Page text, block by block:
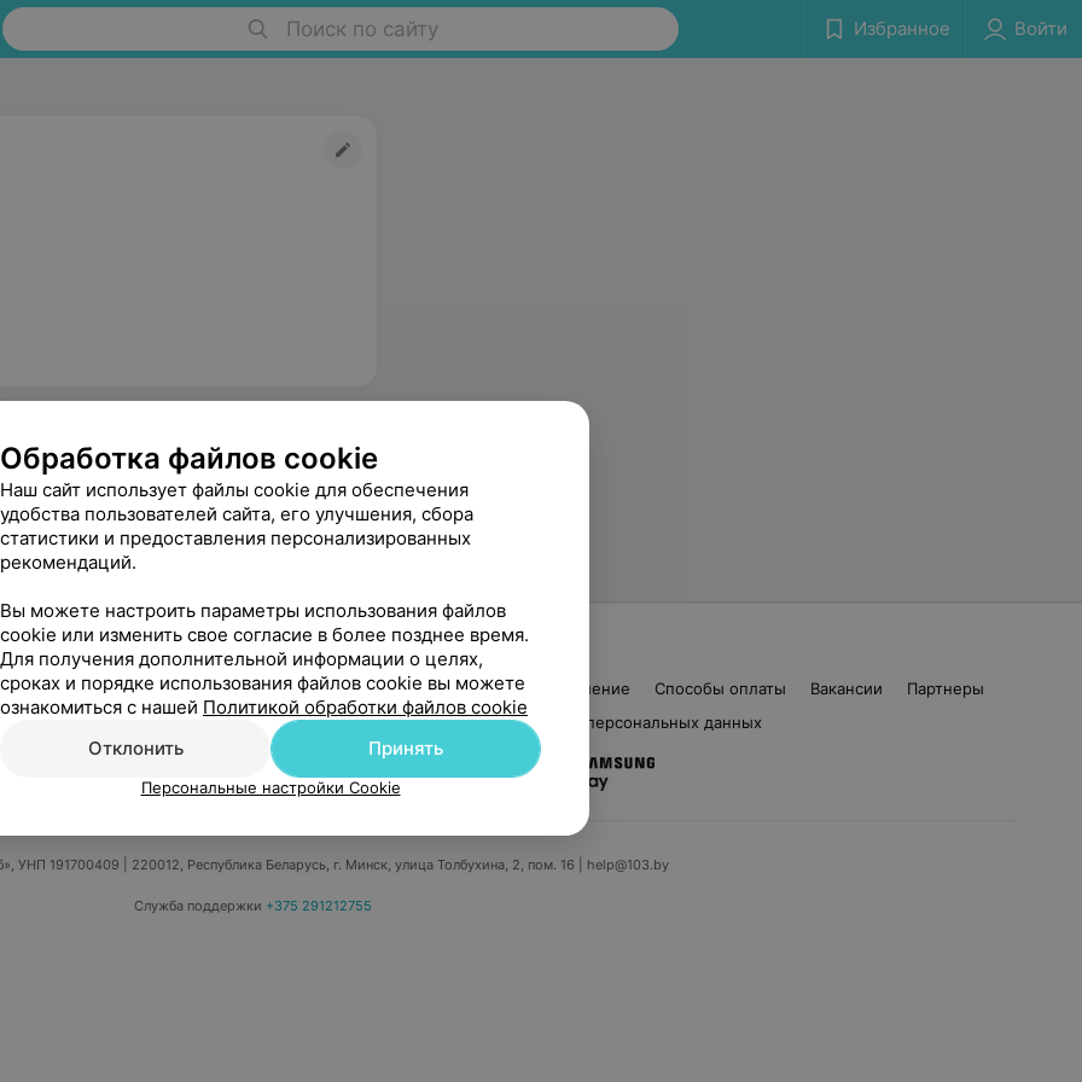
Поиск по сайту Избранное Войти
физической культуре,
реабилитации,
маркетинг Публичный договор Пользовательское соглашение Способы оплаты Вакансии
Партнеры
Персональные настройки cookie Обработка персональных данных
УНП 191700409 | 220012, Республика Беларусь, г. Минск, улица Толбухина, 2, пом. 16 | help@103.by
Служба поддержки +375 291212755
Обработка файлов cookie
Наш сайт использует файлы cookie для обеспечения
удобства пользователей сайта, его улучшения, сбора
статистики и предоставления персонализированных
рекомендаций.
Вы можете настроить параметры использования файлов
cookie или изменить свое согласие в более позднее время.
Для получения дополнительной информации о целях,
сроках и порядке использования файлов cookie вы можете
ознакомиться с нашей Политикой обработки файлов cookie
Отклонить
Принять
Персональные настройки Cookie